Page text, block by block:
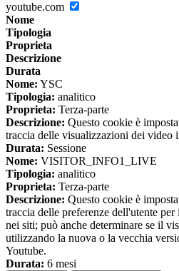
youtube.com
Nome
Tipologia
Proprieta
Descrizione
Durata
Nome: YSC
Tipologia: analitico
Proprieta: Terza-parte
Descrizione: Questo cookie è
traccia delle visualizzazioni dei video
Durata: Sessione
Nome: VISITOR_INFO1_LIVE
Tipologia: analitico
Proprieta: Terza-parte
Descrizione: Questo cookie è
traccia delle preferenze dell'utente
nei siti; può anche determinare se il
utilizzando la nuova o la vecchia
Youtube.
Durata: 6 mesi